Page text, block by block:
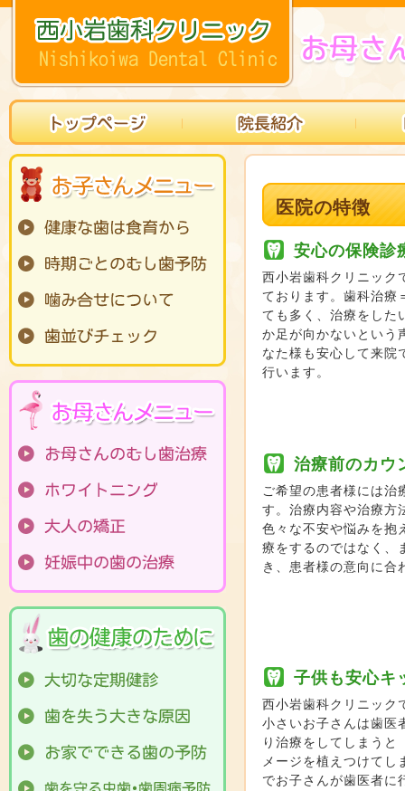
医院の特徴
安心の保険診
西小岩歯科クリニック
ております。歯科治療
ても多く、治療をした
か足が向かないという
なた様も安心して来院
行います。
治療前のカウ
ご希望の患者様には治
す。治療内容や治療方
色々な不安や悩みを抱
療をするのではなく、
き、患者様の意向に合
子供も安心キ
西小岩歯科クリニック
小さいお子さんは歯医
り治療をしてしまうと
メージを植えつけて
でお子さんが歯医者に